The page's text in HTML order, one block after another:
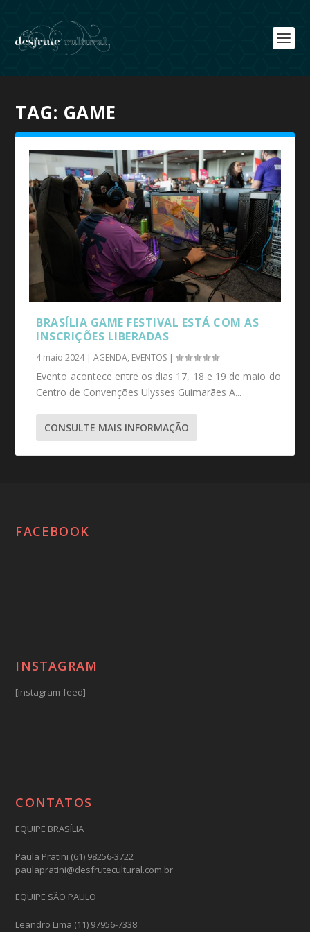
TAG: GAME
BRASÍLIA GAME FESTIVAL ESTÁ COM AS
INSCRIÇÕES LIBERADAS
4 maio 2024|AGENDA, EVENTOS |
Evento acontece entre os dias 17, 18 e 19 de maio do
Centro de Convenções Ulysses Guimarães A...
CONSULTE MAIS INFORMAÇÃO
FACEBOOK
INSTAGRAM
[instagram-feed]
CONTATOS
EQUIPE BRASÍLIA
Paula Pratini (61) 98256-3722
paulapratini@desfrutecultural.com.br
EQUIPE SÃO PAULO
Leandro Lima (11) 97956-7338